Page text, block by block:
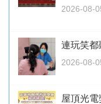
2026-08-
連玩笑
2026-08-
屋頂光